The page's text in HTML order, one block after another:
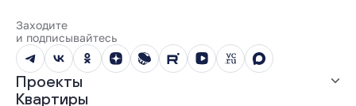
Заходите
и подписывайтесь
Проекты
Квартиры